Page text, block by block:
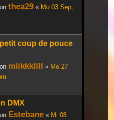
thea29 « Mo 03 Sep,
coup de pouce
miikkkllll « Mo 27
DMX
Estebane « Mi 08